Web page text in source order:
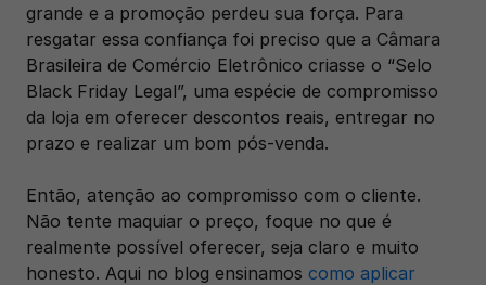
grande e a promoção perdeu sua força. Para
resgatar essa confiança foi preciso que a Câmara
Brasileira de Comércio Eletrônico criasse o “Selo
Black Friday Legal”, uma espécie de compromisso
da loja em oferecer descontos reais, entregar no
prazo e realizar um bom pós-venda.
Então, atenção ao compromisso com o cliente.
Não tente maquiar o preço, foque no que é
realmente possível oferecer, seja claro e muito
honesto. Aqui no blog ensinamos como aplicar